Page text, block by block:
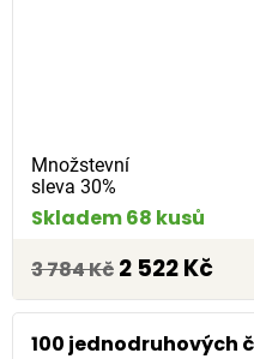
Množstevní
sleva 30%
Skladem 68 kusů
3 784 Kč 2 522 Kč
100 jednodruhových